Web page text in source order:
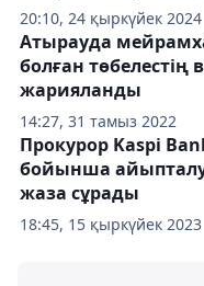
20:10, 24 қыркүйек 2024
14:27, 31 тамыз 2022
Атырауда
болған төбелестің
жарияланды
18:45, 15 қыркүйек 2023
Прокурор Kaspi
бойынша
жаза сұрады